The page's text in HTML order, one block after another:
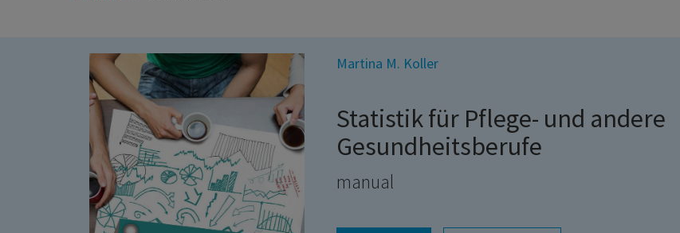
Martina M. Koller
Statistik für Pflege- und andere
Gesundheitsberufe
manual